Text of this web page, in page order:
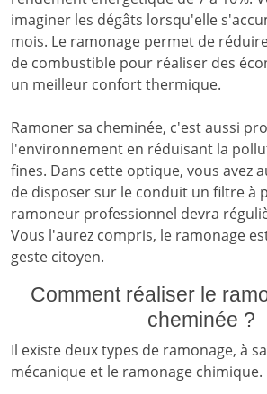
imaginer les dégâts lorsqu'elle
mois. Le ramonage permet de
de combustible pour réaliser des
un meilleur confort thermique.
Ramoner sa cheminée, c'est aussi
l'environnement en réduisant la
fines. Dans cette optique, vous avez
de disposer sur le conduit un filtre à
ramoneur professionnel devra
Vous l'aurez compris, le ramonage
geste citoyen.
Comment réaliser le
cheminée ?
Il existe deux types de ramonage, à
mécanique et le ramonage chimique.